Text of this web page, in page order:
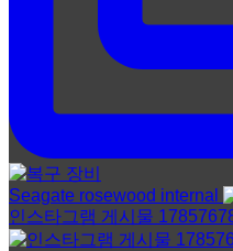
Seagate rosewood internal
인스타그램 게시물